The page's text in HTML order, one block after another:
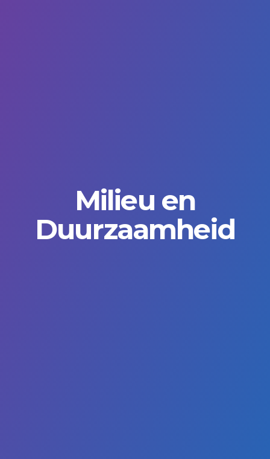
Milieu en
Duurzaamheid